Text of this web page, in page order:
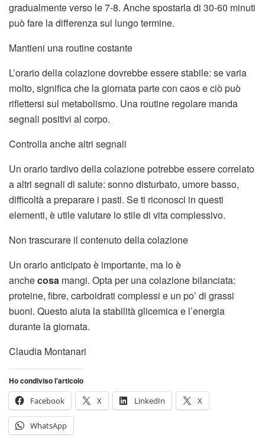
gradualmente verso le 7-8. Anche spostarla di 30-60 minuti
può fare la differenza sul lungo termine.
Mantieni una routine costante
L’orario della colazione dovrebbe essere stabile: se varia
molto, significa che la giornata parte con caos e ciò può
riflettersi sul metabolismo. Una routine regolare manda
segnali positivi al corpo.
Controlla anche altri segnali
Un orario tardivo della colazione potrebbe essere correlato
a altri segnali di salute: sonno disturbato, umore basso,
difficoltà a preparare i pasti. Se ti riconosci in questi
elementi, è utile valutare lo stile di vita complessivo.
Non trascurare il contenuto della colazione
Un orario anticipato è importante, ma lo è
anchecosa mangi. Opta per una colazione bilanciata:
proteine, fibre, carboidrati complessi e un po’ di grassi
buoni. Questo aiuta la stabilità glicemica e l’energia
durante la giornata.
Claudia Montanari
Ho condiviso l'articolo
Facebook
X LinkedIn X
WhatsApp